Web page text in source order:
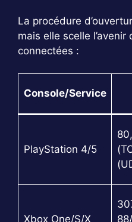
La procédure
mais elle scelle
connectées :
Console/Service
PlayStation 4/5
Xbox One/S/X